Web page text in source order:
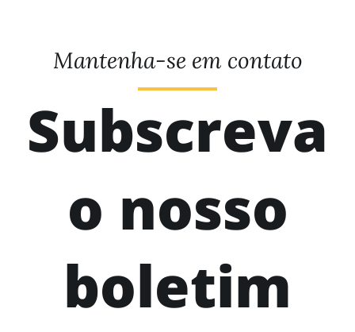
Mantenha-se em contato
Subscreva
o nosso
boletim